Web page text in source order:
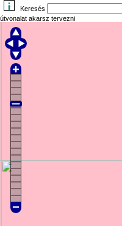
Keresés
útvonalat akarsz tervezni